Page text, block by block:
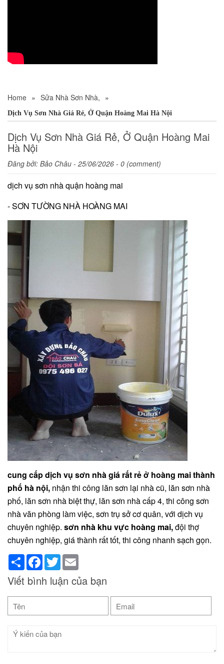
Home » Sửa Nhà Sơn Nhà, »
Dịch Vụ Sơn Nhà Giá Rẻ, Ở Quận Hoàng Mai Hà Nội
Dịch Vụ Sơn Nhà Giá Rẻ, Ở Quận Hoàng Mai
Hà Nội
Đăng bởi: Bảo Châu - 25/06/2026 - 0 (comment)
dịch vụ sơn nhà quận hoàng mai
- SƠN TƯỜNG NHÀ HOÀNG MAI
cung cấp dịch vụ sơn nhà giá rất rẻ ở hoàng mai thành
phố hà nội, nhận thi công lăn sơn lại nhà cũ, lăn sơn nhà
phố, lăn sơn nhà biệt thự, lăn sơn nhà cấp 4, thi công sơn
nhà văn phòng làm việc, sơn trụ sở cơ quân, với dịch vụ
chuyên nghiệp. sơn nhà khu vực hoàng mai,đội thợ
chuyên nghiệp, giá thành rất tốt, thi công nhanh sạch gọn.
ShareFacebook
Twitter
Viết bình luận của bạn